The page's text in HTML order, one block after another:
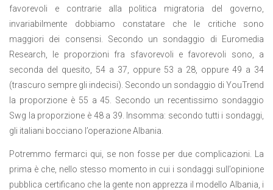
favorevoli e contrarie alla politica migratoria del governo,
invariabilmente dobbiamo constatare che le critiche sono
maggiori dei consensi. Secondo un sondaggio di Euromedia
Research, le proporzioni fra sfavorevoli e favorevoli sono, a
seconda del quesito, 54 a 37, oppure 53 a 28, oppure 49 a 34
(trascuro sempre gli indecisi). Secondo un sondaggio di YouTrend
la proporzione è 55 a 45. Secondo un recentissimo sondaggio
Swg la proporzione è 48 a 39. Insomma: secondo tutti i sondaggi,
gli italiani bocciano l’operazione Albania.
Potremmo fermarci qui, se non fosse per due complicazioni. La
prima è che, nello stesso momento in cui i sondaggi sull’opinione
pubblica certificano che la gente non apprezza il modello Albania, i